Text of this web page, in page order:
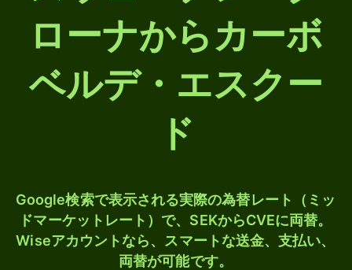
ローナからカーボ
ベルデ・エスクー
ド
Google検索で表示される実際の為替レート（ミッ
ドマーケットレート）で、SEKからCVEに両替。
Wiseアカウントなら、スマートな送金、支払い、
両替が可能です。